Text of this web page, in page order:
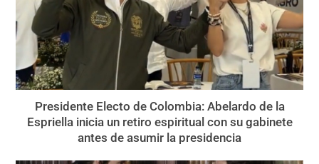
Presidente Electo de Colombia: Abelardo de la
Espriella inicia un retiro espiritual con su gabinete
antes de asumir la presidencia